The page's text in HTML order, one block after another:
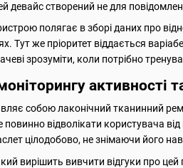
девайс створений не для
полягає в зборі даних про
Тут же пріоритет віддається
зрозуміти, коли потрібно
активності
собою лаконічний тканинний
відволікати користувача
цілодобово, не знімаючи його
вирішить вивчити відгуки про